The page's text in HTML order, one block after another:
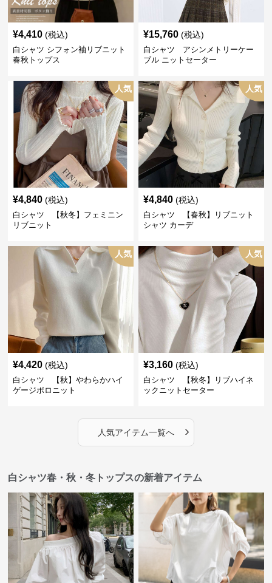
¥4,410 (税込)
白シャツ シフォン袖リブニット
春秋トップス
¥15,760 (税込)
白シャツ アシンメトリーケー
ブル ニットセーター
人気
¥4,840 (税込)
白シャツ 【秋冬】フェミニン
リブニット
人気
¥4,840 (税込)
白シャツ 【春秋】リブニット
シャツ カーデ
人気
¥4,420 (税込)
白シャツ 【秋】やわらかハイ
ゲージポロニット
人気
¥3,160 (税込)
白シャツ 【秋冬】リブハイネ
ックニットセーター
人気アイテム一覧へ ›
白シャツ春・秋・冬トップスの新着アイテム